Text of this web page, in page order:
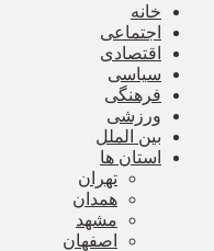
خانه
اجتماعی
اقتصادی
سیاسی
فرهنگی
ورزشی
بین الملل
استان ها
تهران
همدان
مشهد
اصفهان